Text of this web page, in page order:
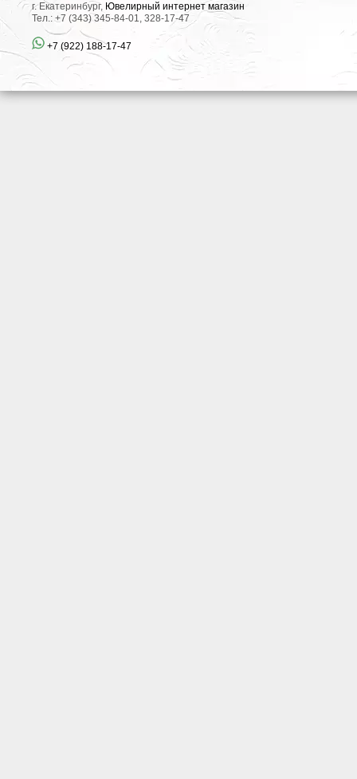
г. Екатеринбург, Ювелирный интернет магазин
Тел.: +7 (343) 345-84-01, 328-17-47
+7 (922) 188-17-47